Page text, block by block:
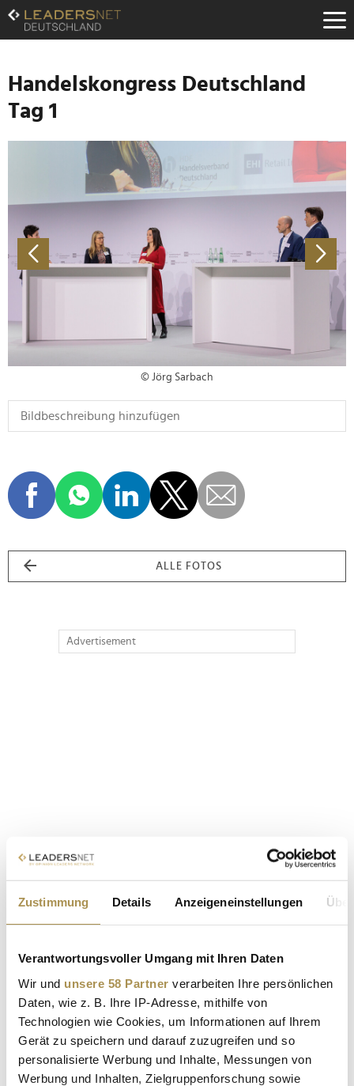
Zustimmung Details Anzeigeneinstellungen
Verantwortungsvoller Umgang mit Ihren Daten
Wir und unsere 58 Partner verarbeiten Ihre persönlichen
Daten, wie z. B. Ihre IP-Adresse, mithilfe von
Technologien wie Cookies, um Informationen auf Ihrem
Gerät zu speichern und darauf zuzugreifen und so
personalisierte Werbung und Inhalte, Messungen von
Werbung und Inhalten, Zielgruppenforschung sowie
Zum
Inhalt
Zur
Navigation
Zur
Hauptnavigation
Handelskongress Deutschland
Tag 1
© Jörg Sarbach
ALLE FOTOS
Advertisement